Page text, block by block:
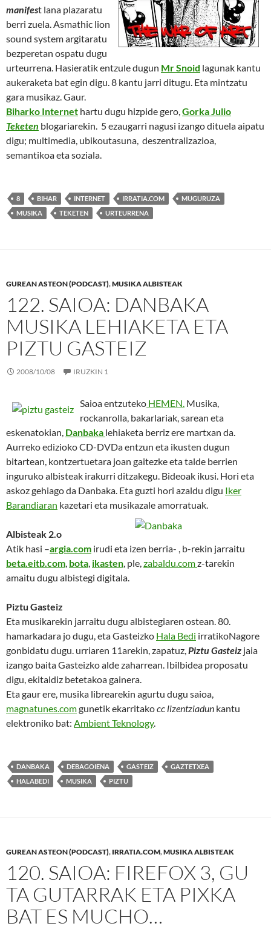
manifest lana plazaratu
berri zuela. Asmathic lion
sound system argitaratu
bezperetan ospatu dugu
urteurrena. Hasieratik entzule dugun Mr Snoid lagunak kantu
aukeraketa bat egin digu. 8 kantu jarri ditugu. Eta mintzatu
gara musikaz. Gaur.
Biharko Internet hartu dugu hizpide gero,Gorka Julio
Teketen blogariarekin. 5 ezaugarri nagusi izango dituela aipatu
digu; multimedia, ubikoutasuna, deszentralizazioa,
semantikoa eta soziala.
8 BIHAR INTERNET IRRATIA.COM
MUGURUZA
MUSIKA
TEKETEN URTEURRENA
GUREAN ASTEON (PODCAST),MUSIKA ALBISTEAK
122. SAIOA: DANBAKA
MUSIKA LEHIAKETA ETA
PIZTU GASTEIZ
2008/10/08 IRUZKIN 1
Saioa entzuteko HEMEN. Musika,
rockanrolla, bakarlariak, sarean eta
eskenatokian, Danbaka lehiaketa berriz ere martxan da.
Aurreko edizioko CD-DVDa entzun eta ikusten dugun
bitartean, kontzertuetara joan gaitezke eta talde berrien
inguruko albisteak irakurri ditzakegu. Bideoak ikusi. Hori eta
askoz gehiago da Danbaka. Eta guzti hori azaldu digu Iker
Barandiaran kazetari eta musikazale amorratuak.
Albisteak 2.o
Atik hasi –argia.com irudi eta izen berria- , b-rekin jarraitu
beta.eitb.com, bota, ikasten, ple,zabaldu.comz-tarekin
amaitu dugu albistegi digitala.
Piztu Gasteiz
Eta musikarekin jarraitu dugu albistegiaren ostean. 80.
hamarkadara jo dugu, eta Gasteizko Hala Bedi irratikoNagore
gonbidatu dugu. urriaren 11arekin, zapatuz,Piztu Gasteiz jaia
izango baita Gasteizko alde zaharrean. Ibilbidea proposatu
digu, ekitaldiz betetakoa gainera.
Eta gaur ere, musika librearekin agurtu dugu saioa,
magnatunes.comgunetik ekarritakocc lizentziadun kantu
elektroniko bat: Ambient Teknology.
DANBAKA DEBAGOIENA GASTEIZ
GAZTETXEA
HALABEDI
MUSIKA PIZTU
GUREAN ASTEON (PODCAST), IRRATIA.COM,MUSIKA ALBISTEAK
120. SAIOA: FIREFOX 3, GU
TA GUTARRAK ETA PIXKA
BAT ES MUCHO…